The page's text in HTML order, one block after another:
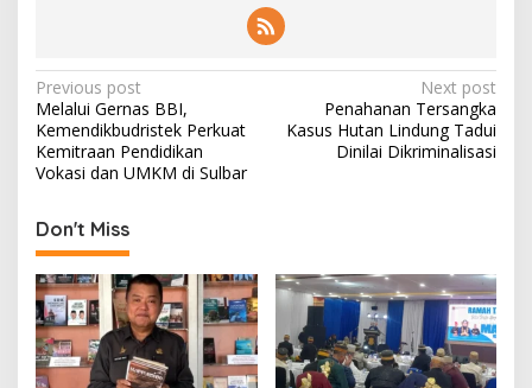
P
o
s
n
a
v
i
g
Previous post
Melalui Gernas BBI,
Kemendikbudristek Perkuat
Kemitraan Pendidikan
Vokasi dan UMKM di Sulbar
Next post
Penahanan Tersangka
Kasus Hutan Lindung Tadui
Dinilai Dikriminalisasi
Don't Miss